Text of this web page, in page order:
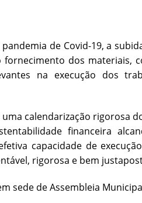
de Covid-19, a
dos materiais,
na execução dos
calendarização rigorosa
financeira
capacidade de
rigorosa e bem
sede de Assembleia